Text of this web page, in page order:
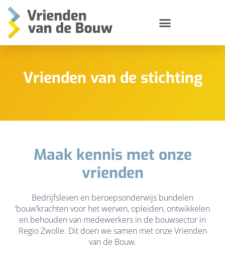
Vrienden van de stichting
Maak kennis met onze
vrienden
Bedrijfsleven en beroepsonderwijs bundelen
‘bouw’krachten voor het werven, opleiden, ontwikkelen
en behouden van medewerkers in de bouwsector in
Regio Zwolle. Dit doen we samen met onze Vrienden
van de Bouw.